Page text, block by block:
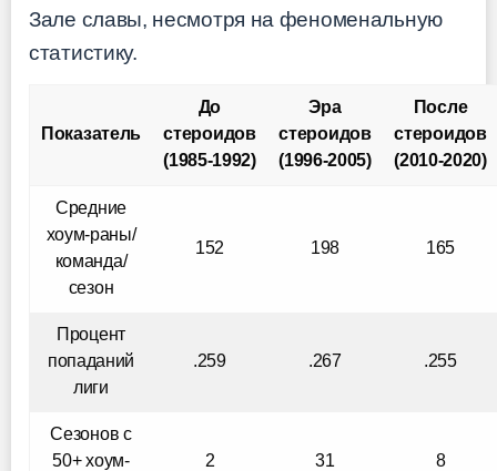
Зале славы, несмотря на феноменальную
статистику.
Показатель
До
стероидов
(1985-1992)
Эра
стероидов
(1996-2005)
После
стероидов
(2010-2020)
Средние
хоум-раны/
команда/
сезон
152 198 165
Процент
попаданий
лиги
.259 .267 .255
Сезонов с
50+ хоум-
2 31 8